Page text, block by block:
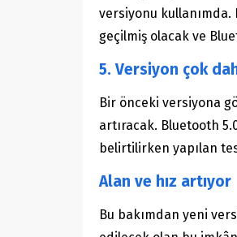
versiyonu kullanımda.
geçilmiş olacak ve
5. Versiyon çok
Bir önceki versiyona
artıracak. Bluetooth
belirtilirken yapılan
Alan ve hız artıyor
Bu bakımdan yeni